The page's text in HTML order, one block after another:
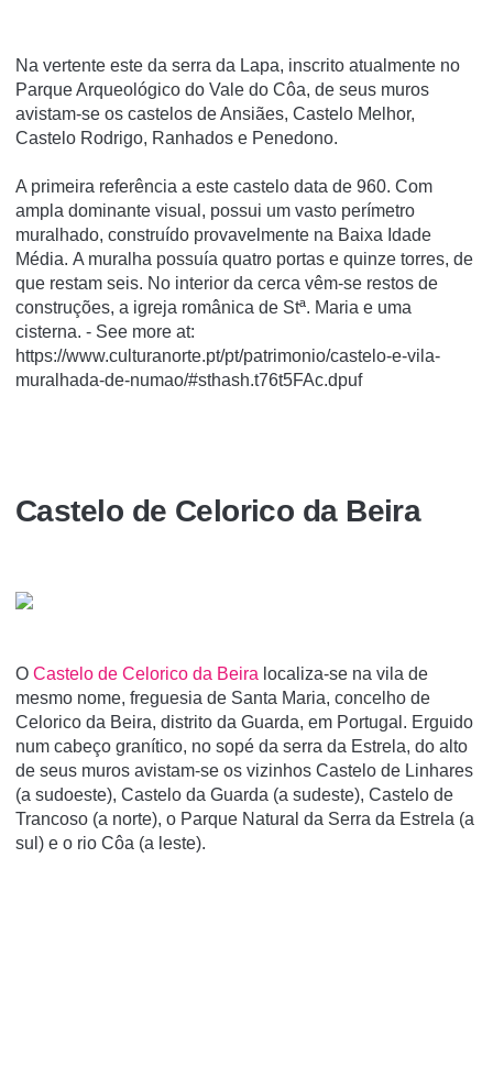
Na vertente este da serra da Lapa, inscrito atualmente no
Parque Arqueológico do Vale do Côa, de seus muros
avistam-se os castelos de Ansiães, Castelo Melhor,
Castelo Rodrigo, Ranhados e Penedono.
A primeira referência a este castelo data de 960. Com
ampla dominante visual, possui um vasto perímetro
muralhado, construído provavelmente na Baixa Idade
Média. A muralha possuía quatro portas e quinze torres, de
que restam seis. No interior da cerca vêm-se restos de
construções, a igreja românica de Stª. Maria e uma
cisterna. - See more at:
https://www.culturanorte.pt/pt/patrimonio/castelo-e-vila-
muralhada-de-numao/#sthash.t76t5FAc.dpuf
Castelo de Celorico da Beira
O Castelo de Celorico da Beira localiza-se na vila de
mesmo nome, freguesia de Santa Maria, concelho de
Celorico da Beira, distrito da Guarda, em Portugal. Erguido
num cabeço granítico, no sopé da serra da Estrela, do alto
de seus muros avistam-se os vizinhos Castelo de Linhares
(a sudoeste), Castelo da Guarda (a sudeste), Castelo de
Trancoso (a norte), o Parque Natural da Serra da Estrela (a
sul) e o rio Côa (a leste).